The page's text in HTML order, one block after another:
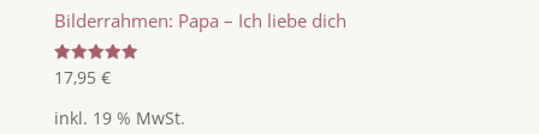
Bilderrahmen: Papa – Ich liebe dich
Bewertet
mit
von 5
17,95 €
inkl. 19 % MwSt.